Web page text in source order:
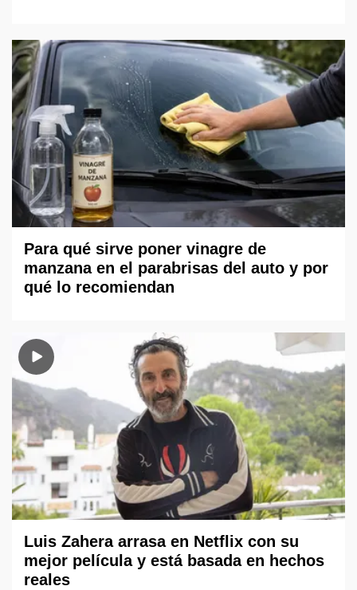
Para qué sirve poner vinagre de
manzana en el parabrisas del auto y por
qué lo recomiendan
Luis Zahera arrasa en Netflix con su
mejor película y está basada en hechos
reales